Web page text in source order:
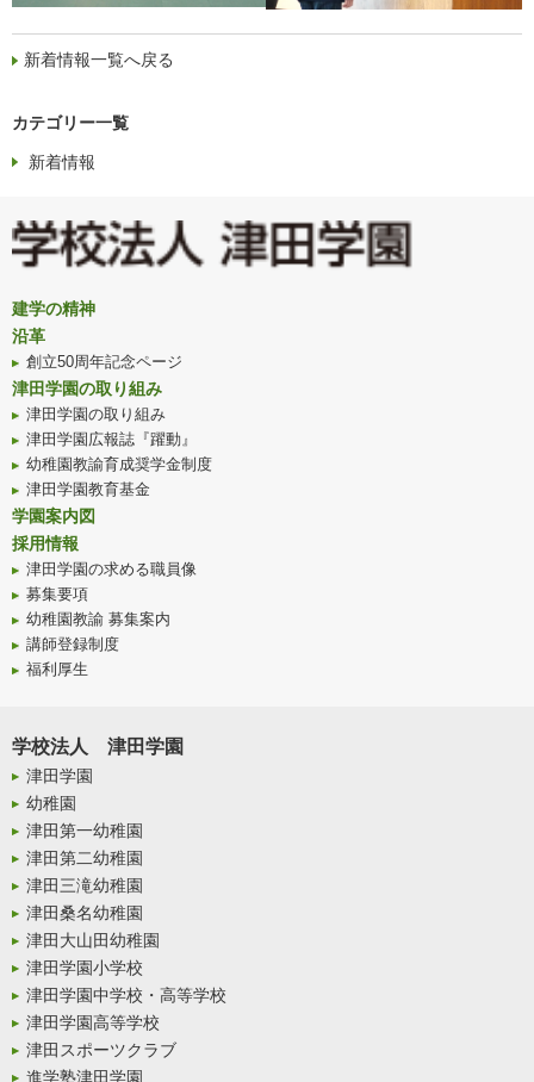
新着情報一覧へ戻る
カテゴリー一覧
新着情報
建学の精神
沿革
創立50周年記念ページ
津田学園の取り組み
津田学園の取り組み
津田学園広報誌『躍動』
幼稚園教諭育成奨学金制度
津田学園教育基金
学園案内図
採用情報
津田学園の求める職員像
募集要項
幼稚園教諭 募集案内
講師登録制度
福利厚生
学校法人 津田学園
津田学園
幼稚園
津田第一幼稚園
津田第二幼稚園
津田三滝幼稚園
津田桑名幼稚園
津田大山田幼稚園
津田学園小学校
津田学園中学校・高等学校
津田学園高等学校
津田スポーツクラブ
進学塾津田学園